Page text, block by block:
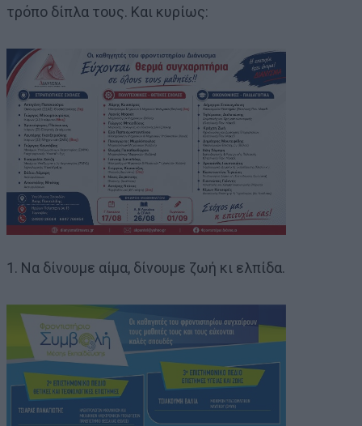
τρόπο δίπλα τους. Και κυρίως:
1. Να δίνουμε αίμα, δίνουμε ζωή κι ελπίδα.